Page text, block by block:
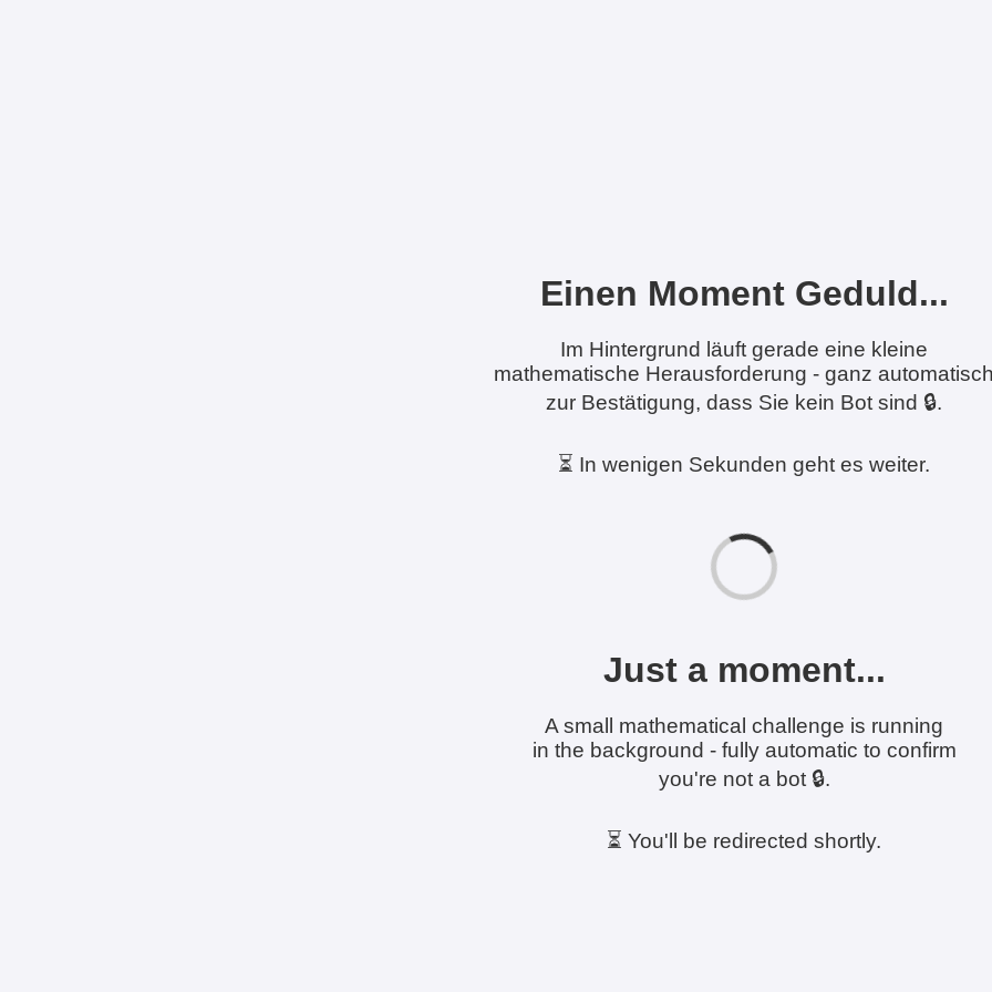
Einen Moment Geduld...
Im Hintergrund läuft gerade eine kleine
mathematische Herausforderung - ganz
zur Bestätigung, dass Sie kein Bot sind 🔒.
⏳ In wenigen Sekunden geht es weiter.
Just a moment...
A small mathematical challenge is running
in the background - fully automatic to confirm
you're not a bot 🔒.
⏳ You'll be redirected shortly.